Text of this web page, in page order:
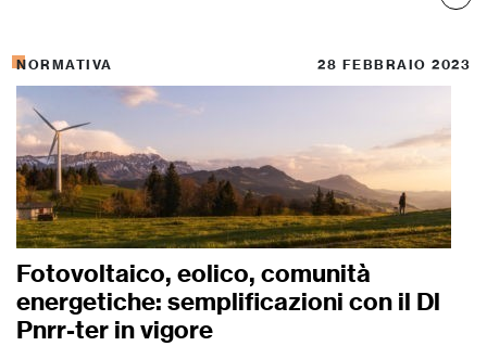
NORMATIVA 28 FEBBRAIO 2023
Fotovoltaico, eolico, comunità
energetiche: semplificazioni con il Dl
Pnrr-ter in vigore